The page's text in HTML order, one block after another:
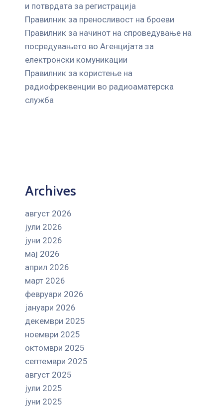
и потврдата за регистрација
Правилник за преносливост на броеви
Правилник за начинот на спроведување на
посредувањето во Агенцијата за
електронски комуникации
Правилник за користење на
радиофреквенции во радиоаматерска
служба
Archives
август 2026
јули 2026
јуни 2026
мај 2026
април 2026
март 2026
февруари 2026
јануари 2026
декември 2025
ноември 2025
октомври 2025
септември 2025
август 2025
јули 2025
јуни 2025